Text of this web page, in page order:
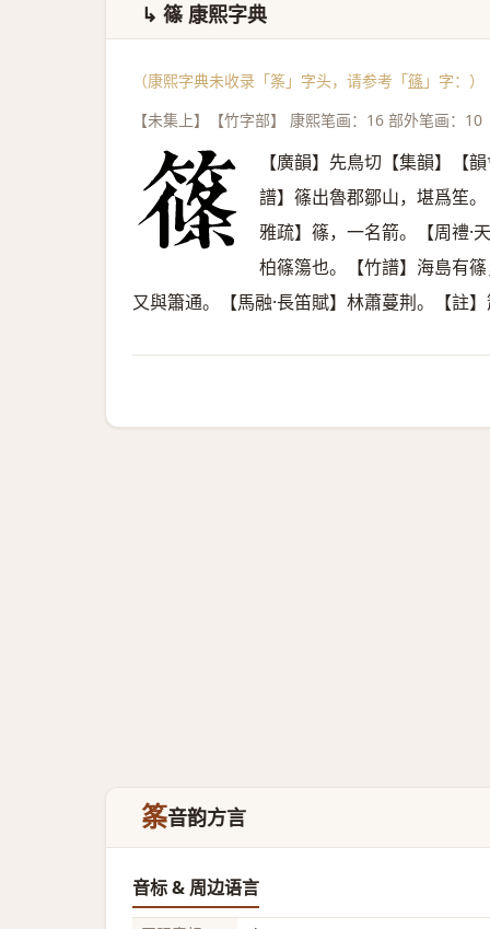
↳ 篠 康熙字典
（康熙字典未收录「筿」字头，请参考「篠 」字：）
【未集上】【竹字部】 康熙笔画：16 部外笔画：10
【廣韻】先鳥切【集韻】【
譜】篠出魯郡鄒山，堪爲笙
雅疏】篠，一名箭。【周禮·
柏篠簜也。【竹譜】海島有
又與簫通。【馬融·長笛賦】林蕭蔓荆。【
筿音韵方言
音标 & 周边语言